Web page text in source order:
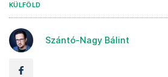
KÜLFÖLD
Szántó-Nagy Bálint